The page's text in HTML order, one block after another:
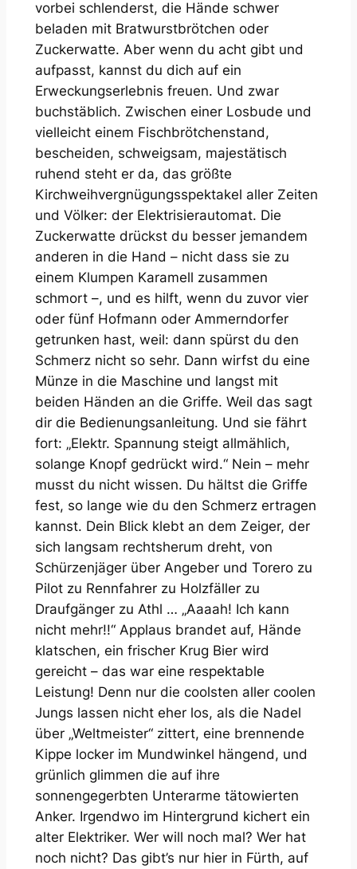
vorbei schlenderst, die Hände schwer
beladen mit Bratwurstbrötchen oder
Zuckerwatte. Aber wenn du acht gibt und
aufpasst, kannst du dich auf ein
Erweckungserlebnis freuen. Und zwar
buchstäblich. Zwischen einer Losbude und
vielleicht einem Fischbrötchenstand,
bescheiden, schweigsam, majestätisch
ruhend steht er da, das größte
Kirchweihvergnügungsspektakel aller Zeiten
und Völker: der Elektrisierautomat. Die
Zuckerwatte drückst du besser jemandem
anderen in die Hand – nicht dass sie zu
einem Klumpen Karamell zusammen
schmort –, und es hilft, wenn du zuvor vier
oder fünf Hofmann oder Ammerndorfer
getrunken hast, weil: dann spürst du den
Schmerz nicht so sehr. Dann wirfst du eine
Münze in die Maschine und langst mit
beiden Händen an die Griffe. Weil das sagt
dir die Bedienungsanleitung. Und sie fährt
fort: „Elektr. Spannung steigt allmählich,
solange Knopf gedrückt wird.“ Nein – mehr
musst du nicht wissen. Du hältst die Griffe
fest, so lange wie du den Schmerz ertragen
kannst. Dein Blick klebt an dem Zeiger, der
sich langsam rechtsherum dreht, von
Schürzenjäger über Angeber und Torero zu
Pilot zu Rennfahrer zu Holzfäller zu
Draufgänger zu Athl … „Aaaah! Ich kann
nicht mehr!!“ Applaus brandet auf, Hände
klatschen, ein frischer Krug Bier wird
gereicht – das war eine respektable
Leistung! Denn nur die coolsten aller coolen
Jungs lassen nicht eher los, als die Nadel
über „Weltmeister“ zittert, eine brennende
Kippe locker im Mundwinkel hängend, und
grünlich glimmen die auf ihre
sonnengegerbten Unterarme tätowierten
Anker. Irgendwo im Hintergrund kichert ein
alter Elektriker. Wer will noch mal? Wer hat
noch nicht? Das gibt’s nur hier in Fürth, auf